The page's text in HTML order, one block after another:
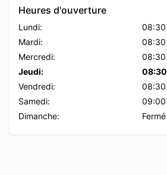
Heures d'ouverture
Lundi: 08:30
Mardi:
08:30
Mercredi:
08:30
Jeudi:
08:30
Vendredi:
08:30
Samedi:
09:00
Dimanche:
Fermé